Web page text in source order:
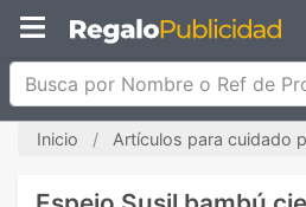
Busca por Nombre o Ref de
Inicio Artículos para cuidado